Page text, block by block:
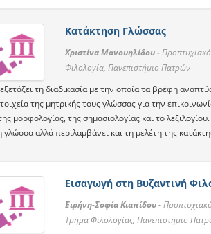
Κατάκτηση Γλώσσας
Χριστίνα Μανουηλίδου -
Φιλολογία, Πανεπιστήμιο Πατρών
τη διαδικασία με την οποία τα βρέφη
της μητρικής τους γλώσσας για την
μορφολογίας, της σημασιολογίας και το
γλώσσα αλλά περιλαμβάνει και τη μελέτη της
Εισαγωγή στη Βυζαντινή
Ειρήνη-Σοφία Κιαπίδου -
Τμήμα Φιλολογίας, Πανεπιστήμιο